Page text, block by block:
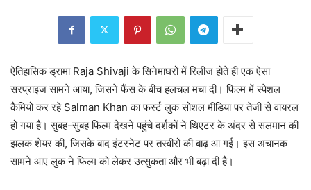
ऐतिहासिक ड्रामा Raja Shivaji के सिनेमाघरों में रिलीज होते ही एक ऐसा
सरप्राइज सामने आया, जिसने फैंस के बीच हलचल मचा दी। फिल्म में स्पेशल
कैमियो कर रहे Salman Khan का फर्स्ट लुक सोशल मीडिया पर तेजी से वायरल
हो गया है। सुबह-सुबह फिल्म देखने पहुंचे दर्शकों ने थिएटर के अंदर से सलमान की
झलक शेयर की, जिसके बाद इंटरनेट पर तस्वीरों की बाढ़ आ गई। इस अचानक
सामने आए लुक ने फिल्म को लेकर उत्सुकता और भी बढ़ा दी है।